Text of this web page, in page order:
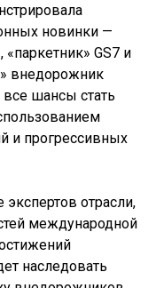
новинки —
GS7 и
внедорожник
шансы стать
и прогрессивных
отрасли,
международной
наследовать